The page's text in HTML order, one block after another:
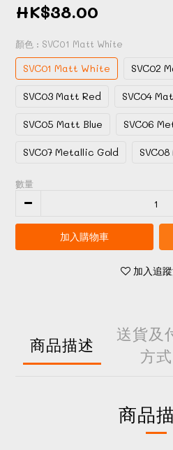
HK$38.00
顏色 : SVC01 Matt White
SVC01 Matt White SVC02
SVC03 Matt Red SVC04
SVC05 Matt Blue SVC06
SVC07 Metallic Gold
數量
加入購物車
加入追
商品描述
送貨及
方式
商品